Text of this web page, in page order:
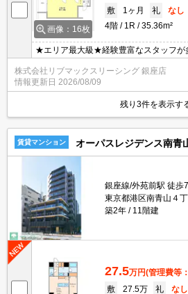
画像：16枚
敷
1ヶ月 礼
なし
4階
1R 35.36m²
★エリア最大級★経験豊富なスタッフが
費用クレジット支払可能！オンライン
に一度も来店せずとも問題ありません♪
いる物件は全てご紹介可能になります
付けください★
株式会社リブマックスリーシング 銀座店
情報更新日 2026/08/09
残り3件を表示す
賃貸マンション オーパスレジデンス南青
銀座線/外苑前駅 徒歩
東京都港区南青山４丁
築2年
11階建
27.5万円(管理費等
敷
27.5万 礼
なし